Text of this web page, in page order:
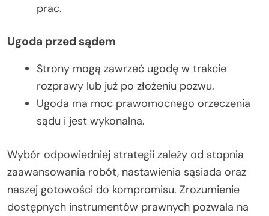
prac.
Ugoda przed sądem
Strony mogą zawrzeć ugodę w trakcie
rozprawy lub już po złożeniu pozwu.
Ugoda ma moc prawomocnego orzeczenia
sądu i jest wykonalna.
Wybór odpowiedniej strategii zależy od stopnia
zaawansowania robót, nastawienia sąsiada oraz
naszej gotowości do kompromisu. Zrozumienie
dostępnych instrumentów prawnych pozwala na